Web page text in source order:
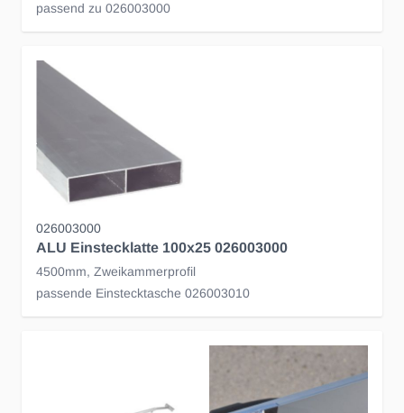
passend zu 026003000
026003000
ALU Einstecklatte 100x25 026003000
4500mm, Zweikammerprofil
passende Einstecktasche 026003010